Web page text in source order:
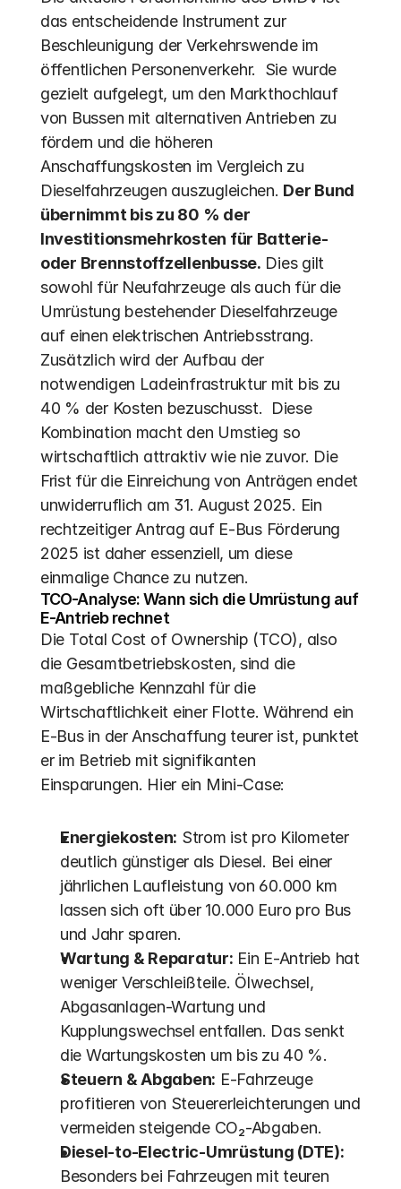
das entscheidende Instrument zur
Beschleunigung der Verkehrswende im
öffentlichen Personenverkehr.  Sie wurde
gezielt aufgelegt, um den Markthochlauf
von Bussen mit alternativen Antrieben zu
fördern und die höheren
Anschaffungskosten im Vergleich zu
Dieselfahrzeugen auszugleichen. Der Bund
übernimmt bis zu 80 % der
Investitionsmehrkosten für Batterie-
oder Brennstoffzellenbusse. Dies gilt
sowohl für Neufahrzeuge als auch für die
Umrüstung bestehender Dieselfahrzeuge
auf einen elektrischen Antriebsstrang.
Zusätzlich wird der Aufbau der
notwendigen Ladeinfrastruktur mit bis zu
40 % der Kosten bezuschusst.  Diese
Kombination macht den Umstieg so
wirtschaftlich attraktiv wie nie zuvor. Die
Frist für die Einreichung von Anträgen endet
unwiderruflich am 31. August 2025. Ein
rechtzeitiger Antrag auf E-Bus Förderung
2025 ist daher essenziell, um diese
einmalige Chance zu nutzen.
TCO-Analyse: Wann sich die Umrüstung auf
E-Antrieb rechnet
Die Total Cost of Ownership (TCO), also
die Gesamtbetriebskosten, sind die
maßgebliche Kennzahl für die
Wirtschaftlichkeit einer Flotte. Während ein
E-Bus in der Anschaffung teurer ist, punktet
er im Betrieb mit signifikanten
Einsparungen. Hier ein Mini-Case:
Energiekosten: Strom ist pro Kilometer
deutlich günstiger als Diesel. Bei einer
jährlichen Laufleistung von 60.000 km
lassen sich oft über 10.000 Euro pro Bus
und Jahr sparen.
Wartung & Reparatur: Ein E-Antrieb hat
weniger Verschleißteile. Ölwechsel,
Abgasanlagen-Wartung und
Kupplungswechsel entfallen. Das senkt
die Wartungskosten um bis zu 40 %.
Steuern & Abgaben: E-Fahrzeuge
profitieren von Steuererleichterungen und
vermeiden steigende CO₂-Abgaben.
Diesel-to-Electric-Umrüstung (DTE):
Besonders bei Fahrzeugen mit teuren